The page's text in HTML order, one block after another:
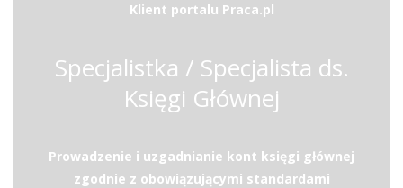
Klient portalu Praca.pl
Specjalistka / Specjalista ds.
Księgi Głównej
Prowadzenie i uzgadnianie kont księgi głównej
zgodnie z obowiązującymi standardami